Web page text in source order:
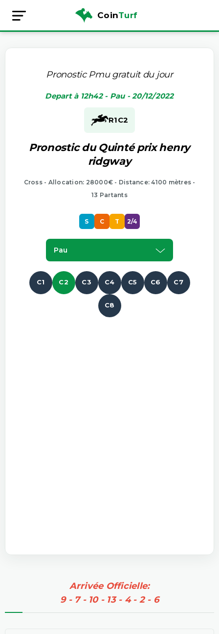
CoinTurf
Pronostic Pmu gratuit du jour
Depart à 12h42 - Pau - 20/12/2022
R1C2
Pronostic du Quinté prix henry
ridgway
Cross - Allocation: 28000€ - Distance: 4100 mètres -
13 Partants
S C T 2/4
Pau
C1 C2 C3 C4 C5 C6 C7
C8
Arrivée Officielle:
9 - 7 - 10 - 13 - 4 - 2 - 6